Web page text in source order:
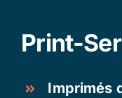
Print-
Imprimés